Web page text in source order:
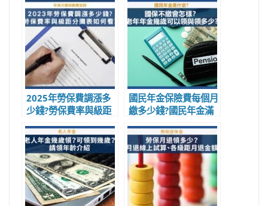
2025年勞保費調漲多
少錢?勞保費率與級距
分攤表如何看?勞保欠
費與繳費查詢
國民年金保險費每個月
繳多少錢?國民年金滿
65歲可領多少錢試算